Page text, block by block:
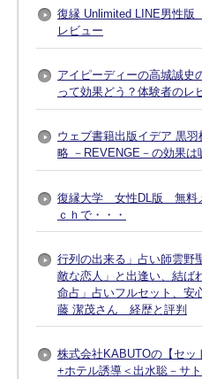
復縁 Unlimited LINE男性
レビュー
アイピーディーの高城誠史
って効果どう？体験者のレ
ウェブ書籍出版イデア 黒
略 －REVENGE－の効果は
復縁大学 女性DL版 無料
ｃｈで・・・
行列の出来る」占い師雲野
敵な恋人」と出逢い、結ば
命占」占いフルセット、安
藤 潔茂さん 経歴と評判
株式会社KABUTOの【セッ
+ホテル誘導＜出水聡－サ